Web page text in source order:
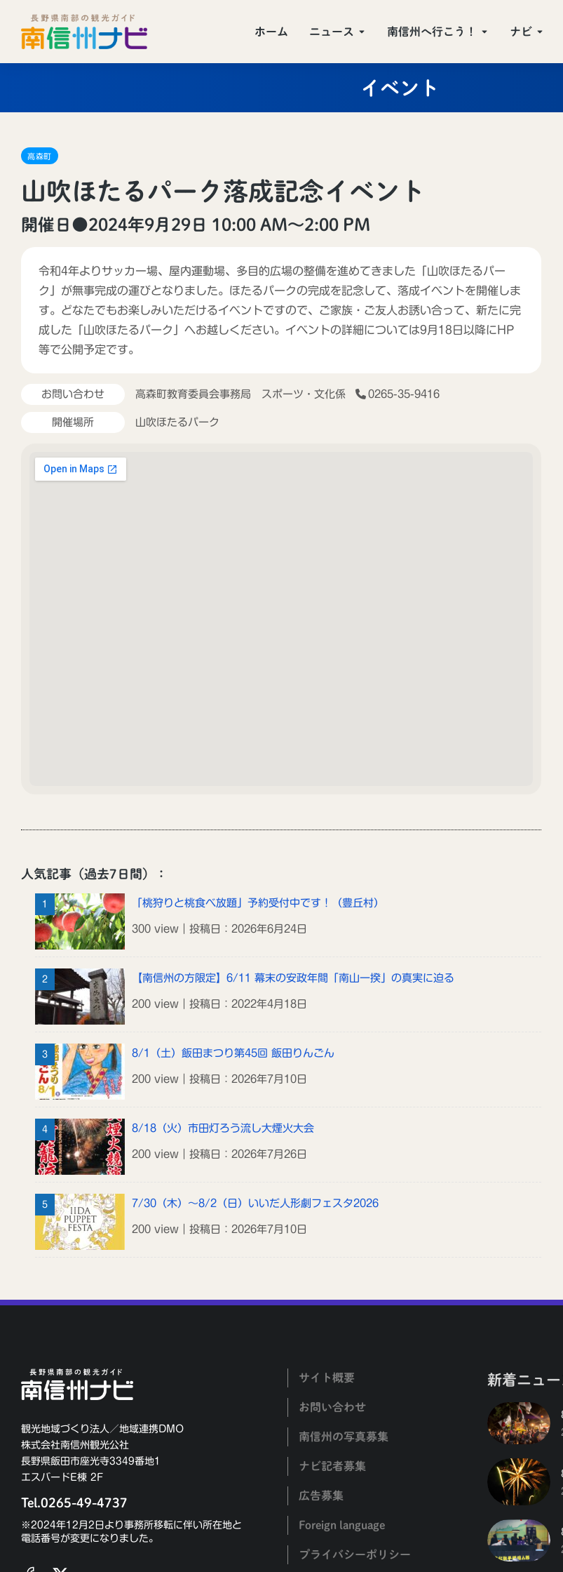
ホーム ニュース 南信州へ行こう！ ナビ
イベント
高森町
山吹ほたるパーク落成記念イベント
開催日●2024年9月29日 10:00 AM〜2:00 PM
令和4年よりサッカー場、屋内運動場、多目的広場の整備を進めてきました「山吹ほたるパー
ク」が無事完成の運びとなりました。ほたるパークの完成を記念して、落成イベントを開催しま
す。どなたでもお楽しみいただけるイベントですので、ご家族・ご友人お誘い合って、新たに完
成した「山吹ほたるパーク」へお越しください。イベントの詳細については9月18日以降にHP
等で公開予定です。
お問い合わせ 高森町教育委員会事務局 スポーツ・文化係 0265-35-9416
開催場所 山吹ほたるパーク
人気記事（過去7日間）：
「桃狩りと桃食べ放題」予約受付中です！（豊丘村）
300 view｜投稿日：2026年6月24日
【南信州の方限定】6/11 幕末の安政年間「南山一揆」の真実に迫る
200 view｜投稿日：2022年4月18日
8/1（土）飯田まつり第45回 飯田りんごん
200 view｜投稿日：2026年7月10日
8/18（火）市田灯ろう流し大煙火大会
200 view｜投稿日：2026年7月26日
7/30（木）～8/2（日）いいだ人形劇フェスタ2026
200 view｜投稿日：2026年7月10日
案内所
はじめました！
観光地域づくり法人／地域連携DMO
株式会社南信州観光公社
長野県飯田市座光寺3349番地1
エスバードE棟 2F
Tel.0265-49-4737
※2024年12月2日より事務所移転に伴い所在地と
電話番号が変更になりました。
サイト概要
お問い合わせ
南信州の写真募集
ナビ記者募集
広告募集
Foreign language
プライバシーポリシー
新着ニュー